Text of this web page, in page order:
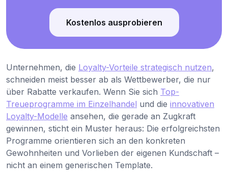
Kostenlos ausprobieren
Unternehmen, die Loyalty-Vorteile strategisch nutzen,
schneiden meist besser ab als Wettbewerber, die nur
über Rabatte verkaufen. Wenn Sie sich Top-
Treueprogramme im Einzelhandel und die innovativen
Loyalty-Modelle ansehen, die gerade an Zugkraft
gewinnen, sticht ein Muster heraus: Die erfolgreichsten
Programme orientieren sich an den konkreten
Gewohnheiten und Vorlieben der eigenen Kundschaft –
nicht an einem generischen Template.